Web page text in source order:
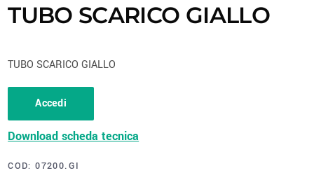
TUBO SCARICO GIALLO
TUBO SCARICO GIALLO
Accedi
Download scheda tecnica
COD:07200.GI